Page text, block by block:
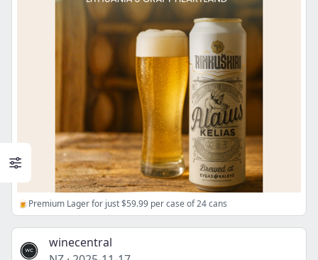
🍺Premium Lager for just $59.99 per case of 24 cans
winecentral